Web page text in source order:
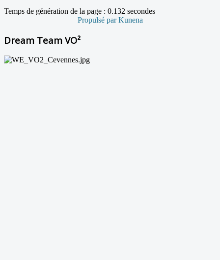
Temps de génération de la page : 0.132 secondes
Propulsé parKunena
Dream Team VO²